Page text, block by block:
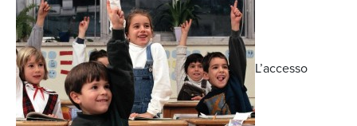
L’accesso